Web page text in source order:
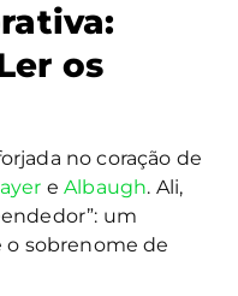
os
no coração de
e Albaugh. Ali,
um
o sobrenome de